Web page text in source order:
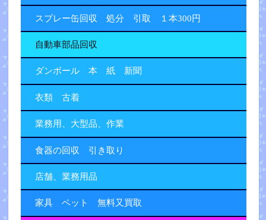
スプレー缶回収 処分 引取 １本300円
自動車部品回収
ダンボール 本 紙 新聞
衣類 古着
業務用、大型品、作業
食器の回収 引き取り
店舗、業務用品
家具 ベット 無料又買取